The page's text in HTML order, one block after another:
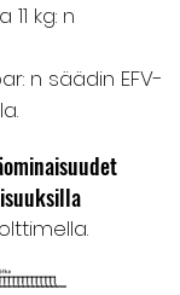
kg: n
n säädin EFV-